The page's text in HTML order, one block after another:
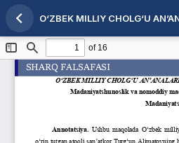
Maqola tafsilotlariga qaytish